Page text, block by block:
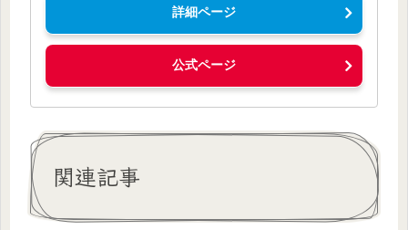
詳細ページ
公式ページ
関連記事